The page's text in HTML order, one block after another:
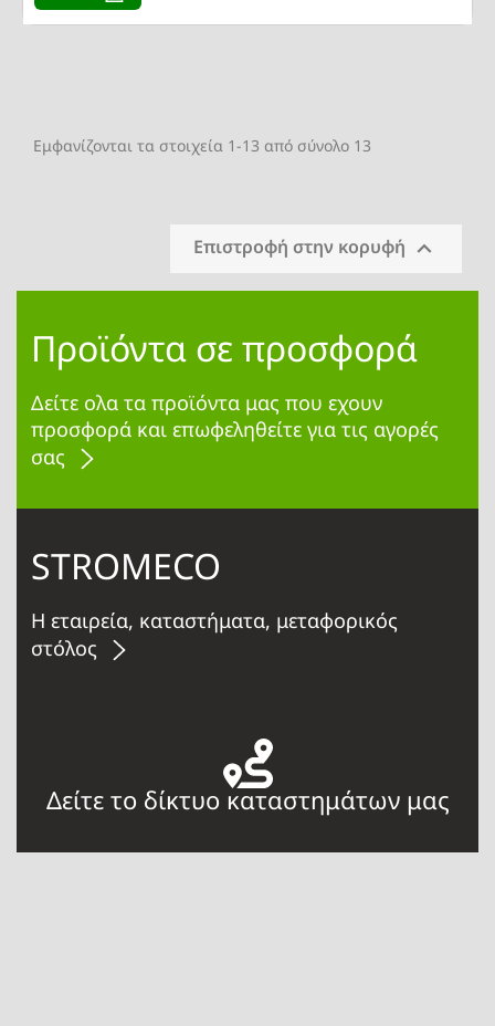
Εμφανίζονται τα στοιχεία 1-13 από σύνολο 13
Επιστροφή στην κορυφή 
Προϊόντα σε προσφορά
Δείτε ολα τα προϊόντα μας που εχουν
προσφορά και επωφεληθείτε για τις αγορές
σας
STROMECO
Η εταιρεία, καταστήματα, μεταφορικός
στόλος
Δείτε το δίκτυο καταστημάτων μας